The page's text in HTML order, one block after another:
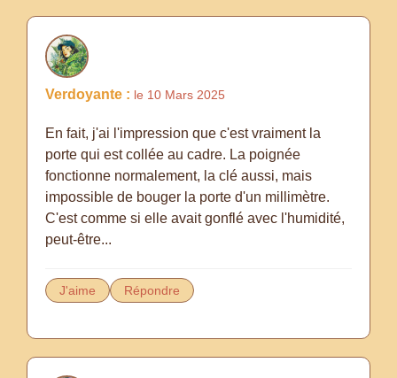
Verdoyante : le 10 Mars 2025
En fait, j'ai l'impression que c'est vraiment la
porte qui est collée au cadre. La poignée
fonctionne normalement, la clé aussi, mais
impossible de bouger la porte d'un millimètre.
C'est comme si elle avait gonflé avec l'humidité,
peut-être...
J'aime Répondre